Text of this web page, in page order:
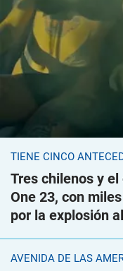
TIENE CINCO
Tres chilenos y
One 23, con
por la explosión
AVENIDA DE LAS